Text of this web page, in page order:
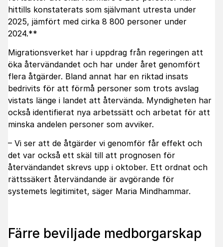
hittills konstaterats som självmant utresta under
2025, jämfört med cirka 8 800 personer under
2024.**
Migrationsverket har i uppdrag från regeringen att
öka återvändandet och har under året genomfört
flera åtgärder. Bland annat har en riktad insats
bedrivits för att förmå personer som trots avslag
vistats länge i landet att återvända. Myndigheten har
också identifierat nya arbetssätt och arbetat för att
minska andelen personer som avviker.
– Vi ser att de åtgärder vi genomför får effekt och
det var också ett skäl till att prognosen för
återvändandet skrevs upp i oktober. Ett ordnat och
rättssäkert återvändande är avgörande för
systemets legitimitet, säger Maria Mindhammar.
Färre beviljade medborgarskap